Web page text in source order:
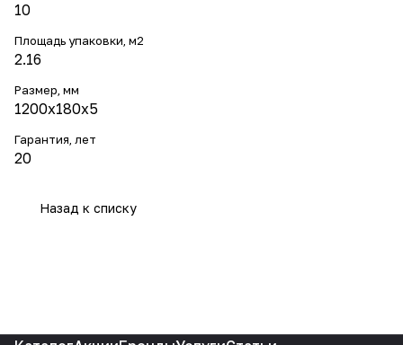
10
Площадь упаковки, м2
2.16
Размер, мм
1200x180x5
Гарантия, лет
20
Назад к списку